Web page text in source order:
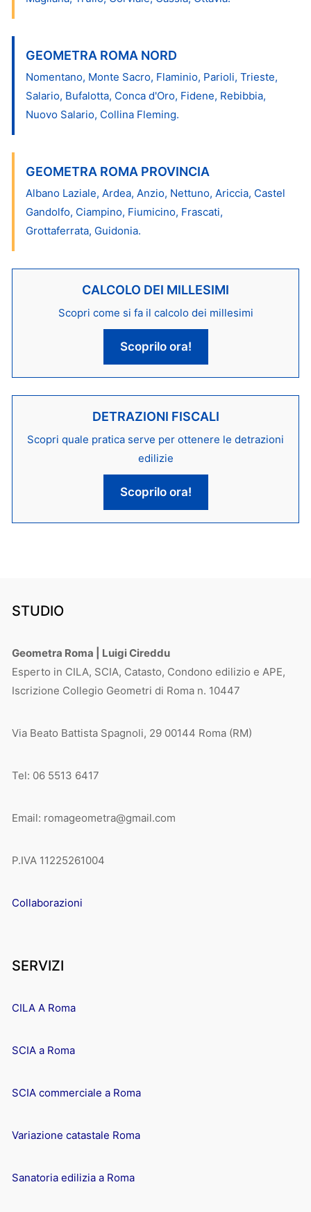
GEOMETRA ROMA NORD
Nomentano, Monte Sacro, Flaminio, Parioli, Trieste,
Salario, Bufalotta, Conca d'Oro, Fidene, Rebibbia,
Nuovo Salario, Collina Fleming.
GEOMETRA ROMA PROVINCIA
Albano Laziale, Ardea, Anzio, Nettuno, Ariccia, Castel
Gandolfo, Ciampino, Fiumicino, Frascati,
Grottaferrata, Guidonia.
CALCOLO DEI MILLESIMI
Scopri come si fa il calcolo dei millesimi
Scoprilo ora!
DETRAZIONI FISCALI
Scopri quale pratica serve per ottenere le detrazioni
edilizie
Scoprilo ora!
STUDIO
Geometra Roma | Luigi Cireddu
Esperto in CILA, SCIA, Catasto, Condono edilizio e APE,
Iscrizione Collegio Geometri di Roma n. 10447
Via Beato Battista Spagnoli, 29 00144 Roma (RM)
Tel: 06 5513 6417
Email: romageometra@gmail.com
P.IVA 11225261004
Collaborazioni
SERVIZI
CILA A Roma
SCIA a Roma
SCIA commerciale a Roma
Variazione catastale Roma
Sanatoria edilizia a Roma